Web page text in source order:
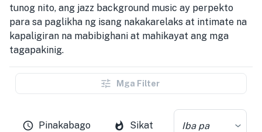
tunog nito, ang jazz background music ay perpekto
para sa paglikha ng isang nakakarelaks at intimate na
kapaligiran na mabibighani at mahikayat ang mga
tagapakinig.
Mga Filter
Pinakabago Sikat Iba pa